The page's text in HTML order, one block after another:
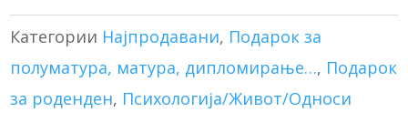
e
r
a
t
Категории Најпродавани, Подарок за
полуматура, матура, дипломирање…, Подарок
за роденден, Психологија/Живот/Односи